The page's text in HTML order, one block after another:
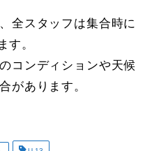
全スタッフは集合時に
す。
コンディションや天候
があります。